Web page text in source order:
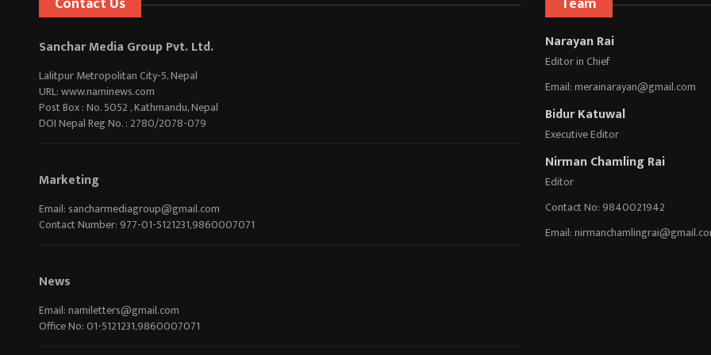
Sanchar Media Group Pvt. Ltd.
Lalitpur Metropolitan City-5, Nepal
URL: www.naminews.com
Post Box : No. 5052 , Kathmandu, Nepal
DOI Nepal Reg No. : 2780/2078-079
Marketing
Email: sancharmediagroup@gmail.com
Contact Number: 977-01-5121231,9860007071
News
Email:namiletters@gmail.com
Office No: 01-5121231,9860007071
Narayan Rai
Editor in Chief
Email:merainarayan@gmail.com
Bidur Katuwal
Executive Editor
Nirman Chamling Rai
Editor
Contact No: 9840021942
Email: